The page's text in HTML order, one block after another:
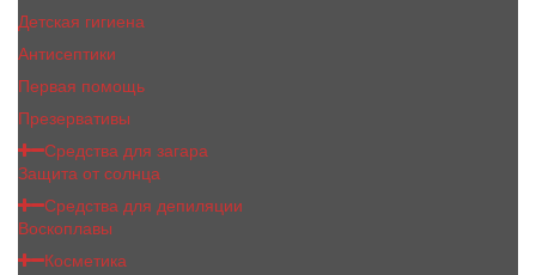
Детская гигиена
Антисептики
Первая помощь
Презервативы
Средства для загара
Защита от солнца
Средства для депиляции
Воскоплавы
Косметика